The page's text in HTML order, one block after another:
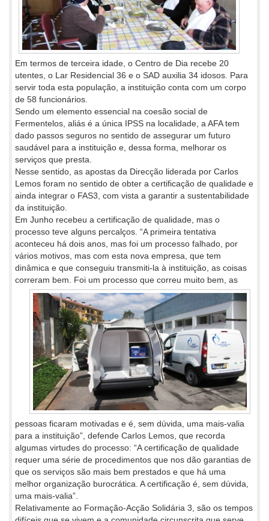
Em termos de terceira idade, o Centro de Dia recebe 20
utentes, o Lar Residencial 36 e o SAD auxilia 34 idosos. Para
servir toda esta população, a instituição conta com um corpo
de 58 funcionários.
Sendo um elemento essencial na coesão social de
Fermentelos, aliás é a única IPSS na localidade, a AFA tem
dado passos seguros no sentido de assegurar um futuro
saudável para a instituição e, dessa forma, melhorar os
serviços que presta.
Nesse sentido, as apostas da Direcção liderada por Carlos
Lemos foram no sentido de obter a certificação de qualidade e
ainda integrar o FAS3, com vista a garantir a sustentabilidade
da instituição.
Em Junho recebeu a certificação de qualidade, mas o
processo teve alguns percalços. “A primeira tentativa
aconteceu há dois anos, mas foi um processo falhado, por
vários motivos, mas com esta nova empresa, que tem
dinâmica e que conseguiu transmiti-la à instituição, as coisas
correram bem. Foi um processo que correu muito bem, as
pessoas ficaram motivadas e é, sem dúvida, uma mais-valia
para a instituição”, defende Carlos Lemos, que recorda
algumas virtudes do processo: “A certificação de qualidade
requer uma série de procedimentos que nos dão garantias de
que os serviços são mais bem prestados e que há uma
melhor organização burocrática. A certificação é, sem dúvida,
uma mais-valia”.
Relativamente ao Formação-Acção Solidária 3, são os tempos